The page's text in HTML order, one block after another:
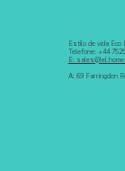
Estilo de vida
Telefone: +44
E:
A: 69 Farringdon